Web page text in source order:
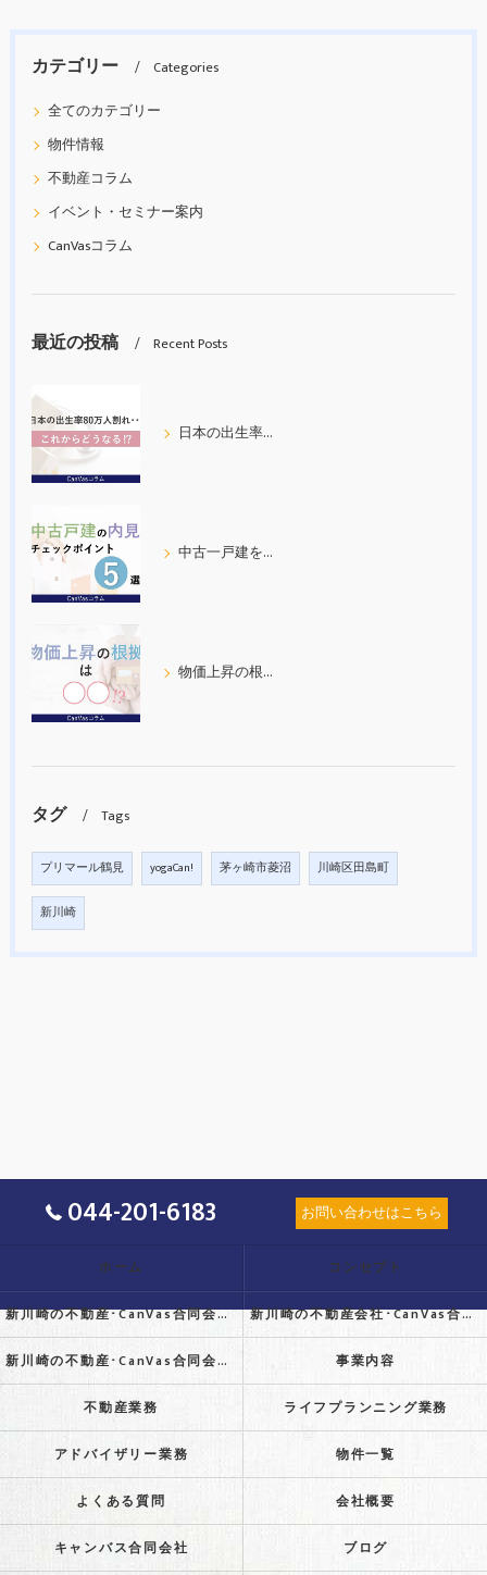
カテゴリー
Categories
全てのカテゴリー
物件情報
不動産コラム
イベント・セミナー案内
CanVasコラム
最近の投稿 Recent Posts
日本の出生率80万人割れ
中古一戸建を内見する際の５つのチェックポイント
物価上昇の根拠について考えてみた
タグ Tags
プリマール鶴見 yogaCan! 茅ヶ崎市菱沼 川崎区田島町
新川崎
044-201-6183 お問い合わせはこちら
ホーム コンセプト
新川崎の不動産･CanVas合同会社の口コミ情報 新川崎の不動産会社･CanVas合同会社の評判
新川崎の不動産･CanVas合同会社のお客様の声 事業内容
不動産業務 ライフプランニング業務
アドバイザリー業務 物件一覧
よくある質問 会社概要
キャンバス合同会社 ブログ